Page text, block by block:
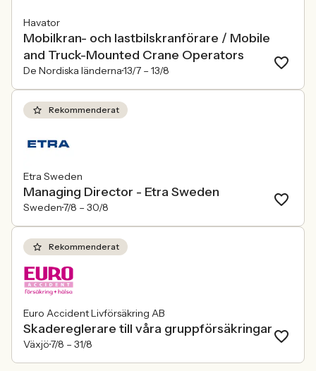
Havator
Mobilkran- och lastbilskranförare / Mobile
and Truck-Mounted Crane Operators
De Nordiska länderna13/7 – 13/8
Rekommenderat
Etra Sweden
Managing Director - Etra Sweden
Sweden7/8 – 30/8
Rekommenderat
Euro Accident Livförsäkring AB
Skadereglerare till våra gruppförsäkringar
Växjö7/8 – 31/8